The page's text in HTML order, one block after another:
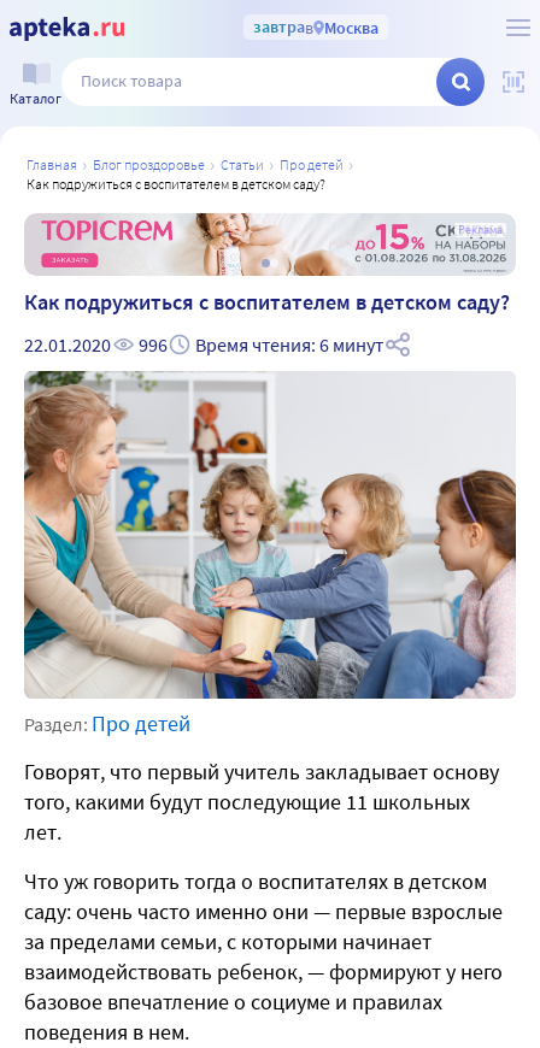
завтрав Москва
Каталог
главная блог проздоровье статьи
про детей
как подружиться с воспитателем в детском саду?
Реклама
Как подружиться с воспитателем в детском саду?
22.01.2020 996 Время чтения: 6 минут
Раздел: Про детей
Говорят, что первый учитель закладывает основу
того, какими будут последующие 11 школьных
лет.
Что уж говорить тогда о воспитателях в детском
саду: очень часто именно они — первые взрослые
за пределами семьи, с которыми начинает
взаимодействовать ребенок, — формируют у него
базовое впечатление о социуме и правилах
поведения в нем.